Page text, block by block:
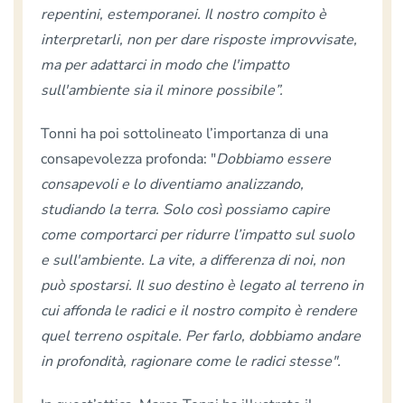
repentini, estemporanei. Il nostro compito è
interpretarli, non per dare risposte improvvisate,
ma per adattarci in modo che l'impatto
sull'ambiente sia il minore possibile”.
Tonni ha poi sottolineato l’importanza di una
consapevolezza profonda: "Dobbiamo essere
consapevoli e lo diventiamo analizzando,
studiando la terra. Solo così possiamo capire
come comportarci per ridurre l’impatto sul suolo
e sull'ambiente. La vite, a differenza di noi, non
può spostarsi. Il suo destino è legato al terreno in
cui affonda le radici e il nostro compito è rendere
quel terreno ospitale. Per farlo, dobbiamo andare
in profondità, ragionare come le radici stesse".